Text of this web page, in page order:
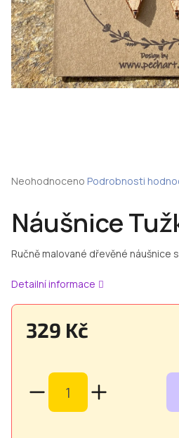
Náušnice
Ručně malované dřevěné náušnice
Detailní informace
329 Kč
Průměrné
je
0,0
z
5
Neohodnoceno Podrobnosti